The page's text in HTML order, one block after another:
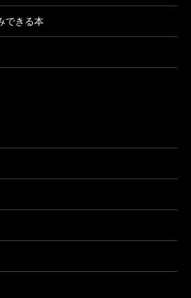
できる本